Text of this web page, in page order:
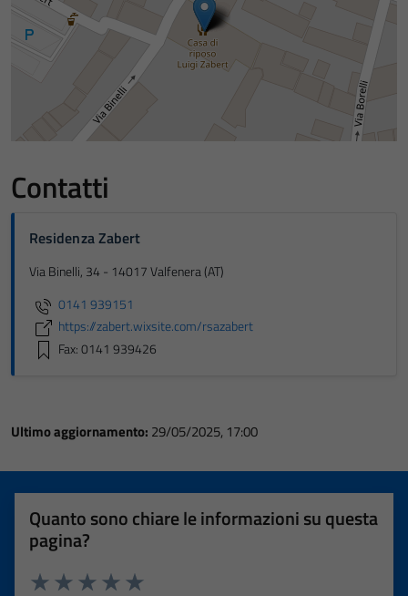
Contatti
Residenza Zabert
Via Binelli, 34 - 14017 Valfenera (AT)
0141 939151
https://zabert.wixsite.com/rsazabert
Fax: 0141 939426
Ultimo aggiornamento: 29/05/2025, 17:00
Quanto sono chiare le informazioni su questa
pagina?